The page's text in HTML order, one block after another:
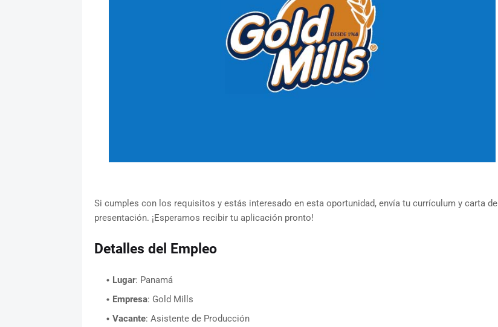
Si cumples con los requisitos y estás interesado en esta oportunidad, envía tu currículum y carta de
presentación. ¡Esperamos recibir tu aplicación pronto!
Detalles del Empleo
Lugar: Panamá
Empresa: Gold Mills
Vacante: Asistente de Producción